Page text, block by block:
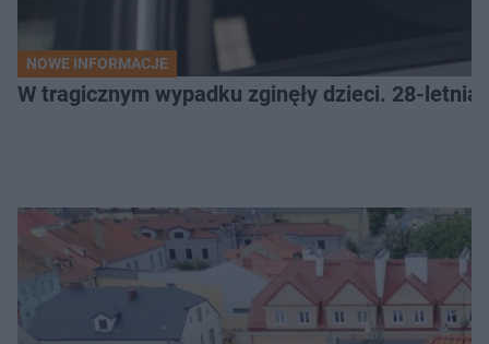
NOWE INFORMACJE
W tragicznym wypadku zginęły dzieci. 28-